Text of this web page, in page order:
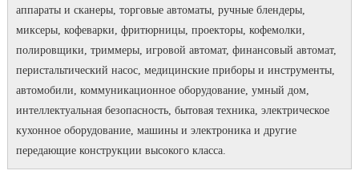
аппараты и сканеры, торговые автоматы, ручные блендеры,
миксеры, кофеварки, фритюрницы, проекторы, кофемолки,
полировщики, триммеры, игровой автомат, финансовый автомат,
перистальтический насос, медицинские приборы и инструменты,
автомобили, коммуникационное оборудование, умный дом,
интеллектуальная безопасность, бытовая техника, электрическое
кухонное оборудование, машины и электроника и другие
передающие конструкции высокого класса.